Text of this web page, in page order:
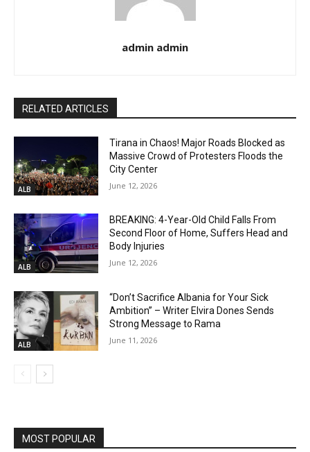
admin admin
RELATED ARTICLES
ALB
Tirana in Chaos! Major Roads Blocked as
Massive Crowd of Protesters Floods the
City Center
June 12, 2026
ALB
BREAKING: 4-Year-Old Child Falls From
Second Floor of Home, Suffers Head and
Body Injuries
June 12, 2026
ALB
“Don’t Sacrifice Albania for Your Sick
Ambition” – Writer Elvira Dones Sends
Strong Message to Rama
June 11, 2026
MOST POPULAR